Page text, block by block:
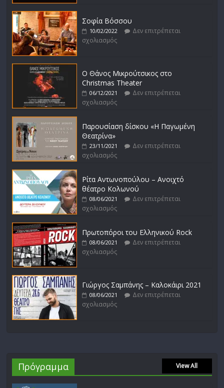
Σοφία Βόσσου
10/02/2022
Δεν επιτρέπεται
σχολιασμός
Ο Θάνος Μικρούτσικος στο
Christmas Theater
06/12/2021
Δεν επιτρέπεται
σχολιασμός
Παρουσίαση δίσκου «Η Παγωμένη
Θεατρίνα»
23/11/2021
Δεν επιτρέπεται
σχολιασμός
Ρίτα Αντωνοπούλου – Ανοιχτό
θέατρο Κολωνού
08/06/2021
Δεν επιτρέπεται
σχολιασμός
Πρωτοπόροι του Ελληνικού Rock
08/06/2021
Δεν επιτρέπεται
σχολιασμός
Γιώργος Σαμπάνης – Καλοκάιρι 2021
08/06/2021
Δεν επιτρέπεται
σχολιασμός
Πρόγραμμα View All